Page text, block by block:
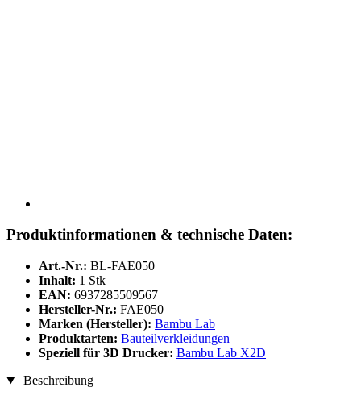
Produktinformationen & technische Daten:
Art.-Nr.: BL-FAE050
Inhalt: 1 Stk
EAN: 6937285509567
Hersteller-Nr.: FAE050
Marken (Hersteller): Bambu Lab
Produktarten: Bauteilverkleidungen
Speziell für 3D Drucker: Bambu Lab X2D
Beschreibung